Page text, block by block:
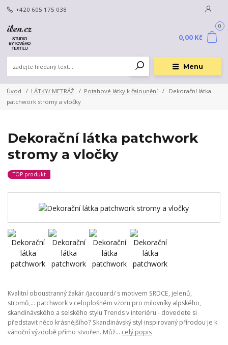
Menu
+420 605 175 038
0
0,00 Kč
Úvod LÁTKY/ METRÁŽ Potahové látky k čalounění
Dekorační látka
patchwork stromy a vločky
Dekorační látka patchwork
stromy a vločky
TOP produkt
Kvalitní oboustranný žakár /jacquard/ s motivem SRDCE, jelenů,
stromů,... patchwork v celoplošném vzoru pro milovníky alpského,
skandinávského a selského stylu Trends v interiéru - dovedete si
představit něco krásnějšího? Skandinávský styl inspirovaný přírodou je k
vánoční výzdobě přímo stvořen. Můž... celý popis